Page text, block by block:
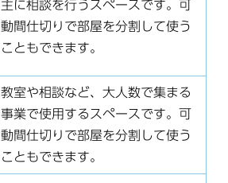
主に相談を行うスペースです。可
動間仕切りで部屋を分割して使う
こともできます。
教室や相談など、大人数で集まる
事業で使用するスペースです。可
動間仕切りで部屋を分割して使う
こともできます。